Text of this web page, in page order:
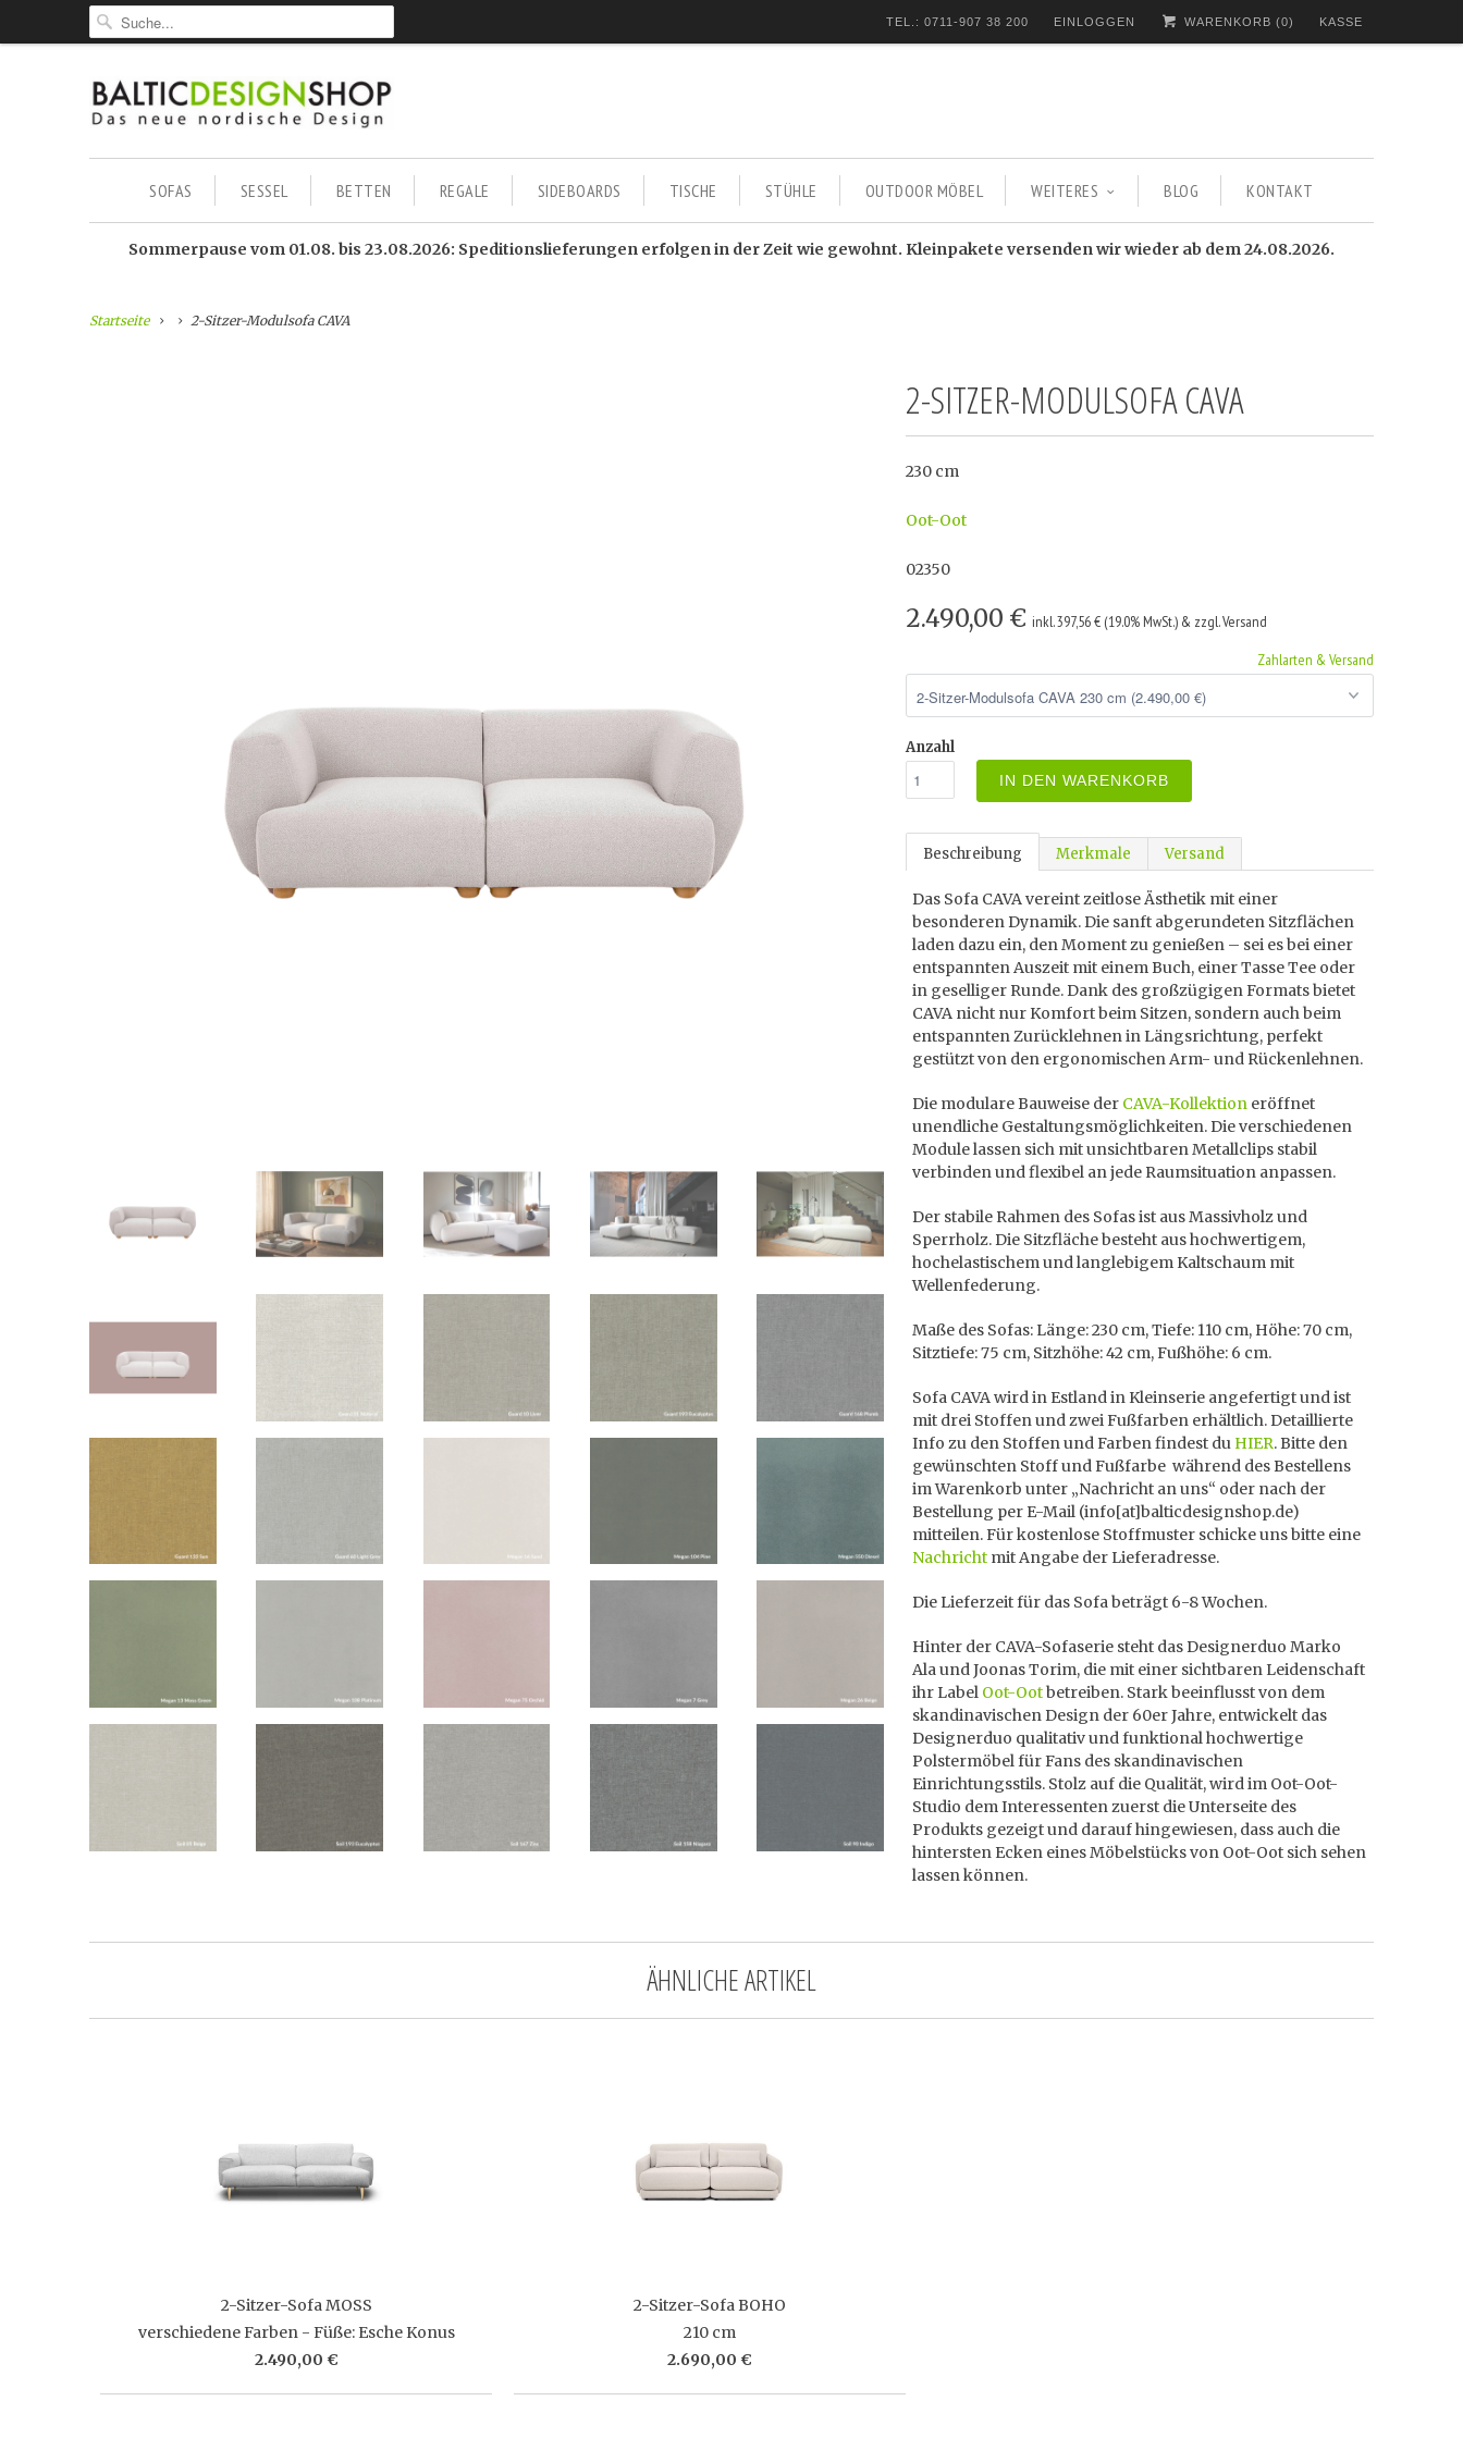
TEL.: 0711-907 38 200 EINLOGGEN WARENKORB (0) KASSE
SOFAS SESSEL BETTEN REGALE SIDEBOARDS TISCHE STÜHLE OUTDOOR MÖBEL WEITERES BLOG KONTAKT
Sommerpause vom 01.08. bis 23.08.2026: Speditionslieferungen erfolgen in der Zeit wie gewohnt. Kleinpakete versenden wir wieder ab dem 24.08.2026.
Startseite 2-Sitzer-Modulsofa CAVA
2-SITZER-MODULSOFA CAVA
230 cm
Oot-Oot
02350
2.490,00 € inkl. 397,56 € (19.0% MwSt.) & zzgl. Versand
Zahlarten & Versand
Anzahl
IN DEN WARENKORB
Beschreibung Merkmale Versand
Das Sofa CAVA vereint zeitlose Ästhetik mit einer
besonderen Dynamik. Die sanft abgerundeten Sitzflächen
laden dazu ein, den Moment zu genießen – sei es bei einer
entspannten Auszeit mit einem Buch, einer Tasse Tee oder
in geselliger Runde. Dank des großzügigen Formats bietet
CAVA nicht nur Komfort beim Sitzen, sondern auch beim
entspannten Zurücklehnen in Längsrichtung, perfekt
gestützt von den ergonomischen Arm- und Rückenlehnen.
Die modulare Bauweise der CAVA-Kollektion eröffnet
unendliche Gestaltungsmöglichkeiten. Die verschiedenen
Module lassen sich mit unsichtbaren Metallclips stabil
verbinden und flexibel an jede Raumsituation anpassen.
Der stabile Rahmen des Sofas ist aus Massivholz und
Sperrholz. Die Sitzfläche besteht aus hochwertigem,
hochelastischem und langlebigem Kaltschaum mit
Wellenfederung.
Maße des Sofas: Länge: 230 cm, Tiefe: 110 cm, Höhe: 70 cm,
Sitztiefe: 75 cm, Sitzhöhe: 42 cm, Fußhöhe: 6 cm.
Sofa CAVA wird in Estland in Kleinserie angefertigt und ist
mit drei Stoffen und zwei Fußfarben erhältlich. Detaillierte
Info zu den Stoffen und Farben findest du HIER. Bitte den
gewünschten Stoff und Fußfarbe während des Bestellens
im Warenkorb unter „Nachricht an uns“ oder nach der
Bestellung per E-Mail (info[at]balticdesignshop.de)
mitteilen. Für kostenlose Stoffmuster schicke uns bitte eine
Nachricht mit Angabe der Lieferadresse.
Die Lieferzeit für das Sofa beträgt 6-8 Wochen.
Hinter der CAVA-Sofaserie steht das Designerduo Marko
Ala und Joonas Torim, die mit einer sichtbaren Leidenschaft
ihr Label Oot-Ootbetreiben. Stark beeinflusst von dem
skandinavischen Design der 60er Jahre, entwickelt das
Designerduo qualitativ und funktional hochwertige
Polstermöbel für Fans des skandinavischen
Einrichtungsstils. Stolz auf die Qualität, wird im Oot-Oot-
Studio dem Interessenten zuerst die Unterseite des
Produkts gezeigt und darauf hingewiesen, dass auch die
hintersten Ecken eines Möbelstücks von Oot-Oot sich sehen
lassen können.
ÄHNLICHE ARTIKEL
2-Sitzer-Sofa MOSS
verschiedene Farben - Füße: Esche Konus
2.490,00 €
2-Sitzer-Sofa BOHO
210 cm
2.690,00 €